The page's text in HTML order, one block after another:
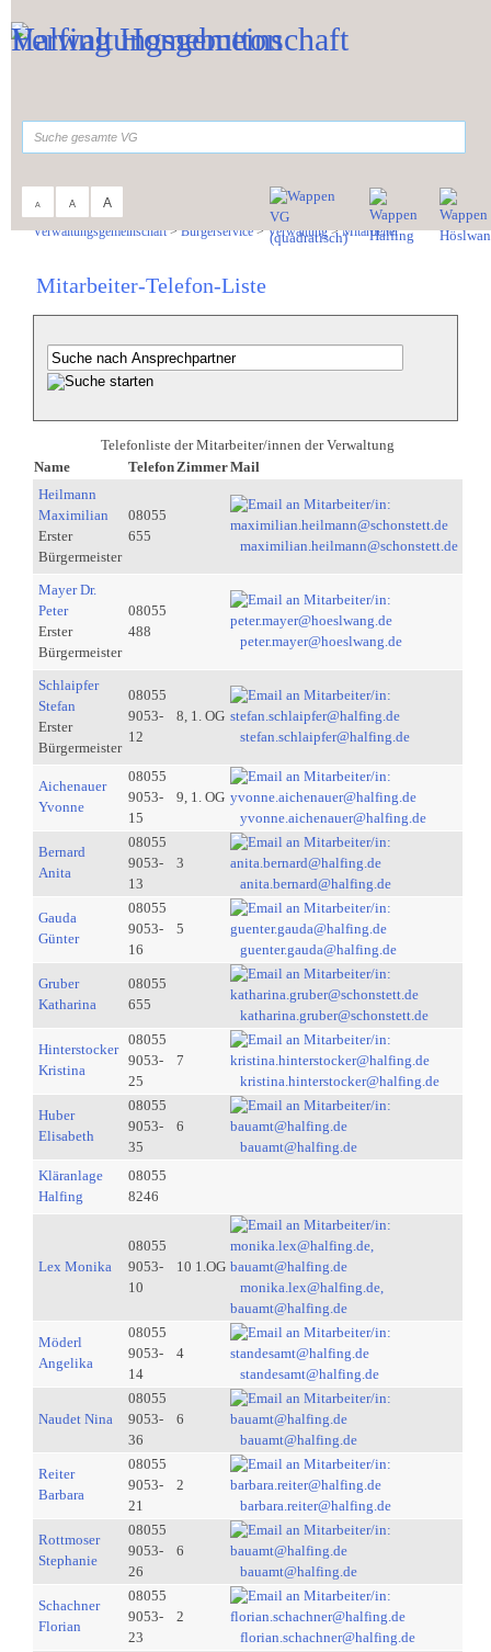
A A A
Verwaltungsgemeinschaft>Bürgerservice>Verwaltung>Mitarbeiter
Mitarbeiter-Telefon-Liste
Telefonliste der Mitarbeiter/innen der Verwaltung
Name
Telefon ZimmerMail
Heilmann
Maximilian
Erster
Bürgermeister
08055
655
maximilian.heilmann@schonstett.de
Mayer Dr.
Peter
Erster
Bürgermeister
08055
488
peter.mayer@hoeslwang.de
Schlaipfer
Stefan
Erster
Bürgermeister
08055
9053-
12
8, 1. OG
stefan.schlaipfer@halfing.de
Aichenauer
Yvonne
08055
9053-
15
9, 1. OG
yvonne.aichenauer@halfing.de
Bernard
Anita
08055
9053-
13
3
anita.bernard@halfing.de
Gauda
Günter
08055
9053-
16
5
guenter.gauda@halfing.de
Gruber
Katharina
08055
655
katharina.gruber@schonstett.de
Hinterstocker
Kristina
08055
9053-
25
7
kristina.hinterstocker@halfing.de
Huber
Elisabeth
08055
9053-
35
6
bauamt@halfing.de
Kläranlage
Halfing
08055
8246
Lex Monika
08055
9053-
10
10 1.OG
monika.lex@halfing.de,
bauamt@halfing.de
Möderl
Angelika
08055
9053-
14
4
standesamt@halfing.de
Naudet Nina
08055
9053-
36
6
bauamt@halfing.de
Reiter
Barbara
08055
9053-
21
2
barbara.reiter@halfing.de
Rottmoser
Stephanie
08055
9053-
26
6
bauamt@halfing.de
Schachner
Florian
08055
9053-
23
2
florian.schachner@halfing.de